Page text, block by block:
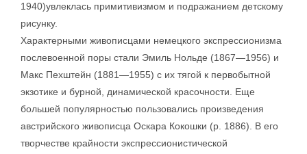
1940)увлеклась примитивизмом и подражанием детскому
рисунку.
Характерными живописцами немецкого экспрессионизма
послевоенной поры стали Эмиль Нольде (1867—1956) и
Макс Пехштейн (1881—1955) с их тягой к первобытной
экзотике и бурной, динамической красочности. Еще
большей популярностью пользовались произведения
австрийского живописца Оскара Кокошки (р. 1886). В его
творчестве крайности экспрессионистической